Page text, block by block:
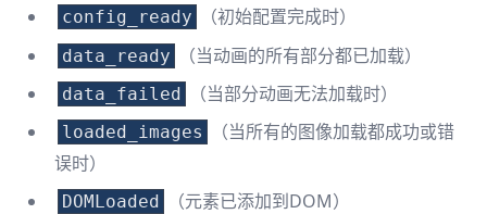
config_ready
（初始配置完成时）
data_ready （当动画的所有部分都已加载）
data_failed （当部分动画无法加载时）
loaded_images
（当所有的图像加载都成功或错
误时）
DOMLoaded （元素已添加到DOM）